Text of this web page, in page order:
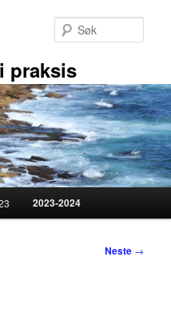
praksis
2023-2024
Neste →